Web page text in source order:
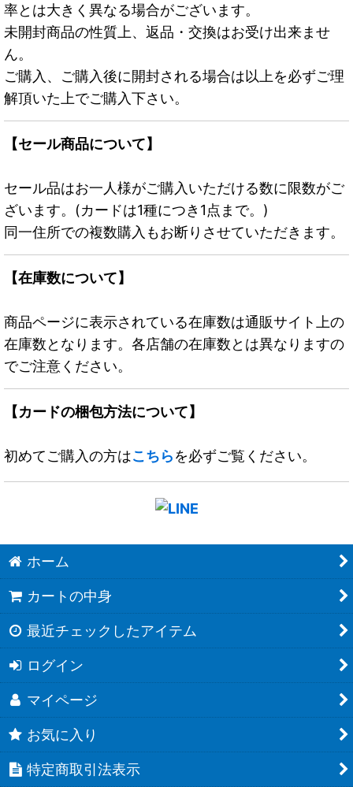
率とは大きく異なる場合がございます。
未開封商品の性質上、返品・交換はお受け出来ませ
ん。
ご購入、ご購入後に開封される場合は以上を必ずご理
解頂いた上でご購入下さい。
【セール商品について】
セール品はお一人様がご購入いただける数に限数がご
ざいます。(カードは1種につき1点まで。)
同一住所での複数購入もお断りさせていただきます。
【在庫数について】
商品ページに表示されている在庫数は通販サイト上の
在庫数となります。各店舗の在庫数とは異なりますの
でご注意ください。
【カードの梱包方法について】
初めてご購入の方はこちらを必ずご覧ください。
ホーム
カートの中身
最近チェックしたアイテム
ログイン
マイページ
お気に入り
特定商取引法表示